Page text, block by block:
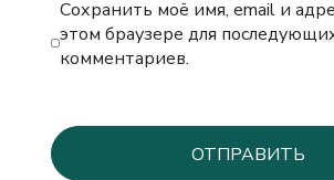
Сохранить моё имя, email и
этом браузере для
комментариев.